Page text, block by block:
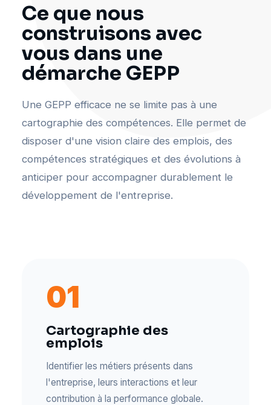
Ce que nous
construisons avec
vous dans une
démarche GEPP
Une GEPP efficace ne se limite pas à une
cartographie des compétences. Elle permet de
disposer d'une vision claire des emplois, des
compétences stratégiques et des évolutions à
anticiper pour accompagner durablement le
développement de l'entreprise.
01
Cartographie des
emplois
Identifier les métiers présents dans
l'entreprise, leurs interactions et leur
contribution à la performance globale.